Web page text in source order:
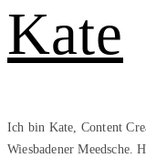
Kate
Ich bin Kate, Content
Wiesbadener Meedsche.